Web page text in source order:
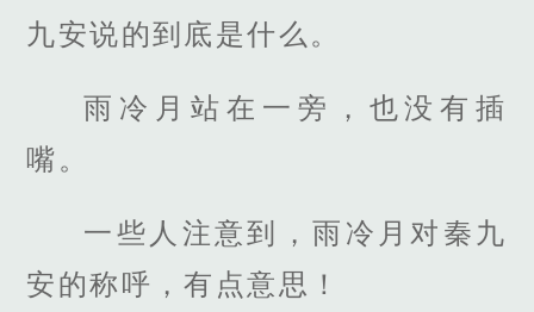
九安说的到底是什么。
雨冷月站在一旁，也没有插
嘴。
一些人注意到，雨冷月对秦九
安的称呼，有点意思！